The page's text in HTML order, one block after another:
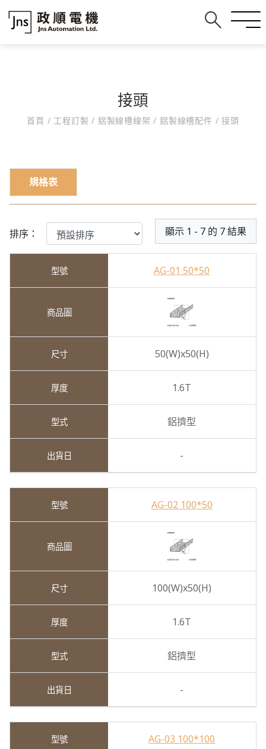
接頭
首頁 / 工程訂製/ 鋁製線槽線架/ 鋁製線槽配件 / 接頭
規格表
排序： 顯示 1 - 7 的 7 結果
AG-01 50*50
50(W)x50(H)
1.6T
鋁擠型
-
AG-02 100*50
100(W)x50(H)
1.6T
鋁擠型
-
AG-03 100*100